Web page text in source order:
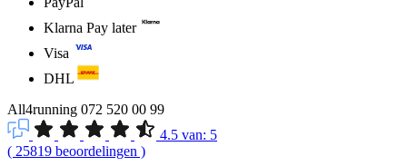
Klarna Pay later
Visa
DHL
All4running 072 520 00 99
4.5 van: 5
( 25819 beoordelingen )